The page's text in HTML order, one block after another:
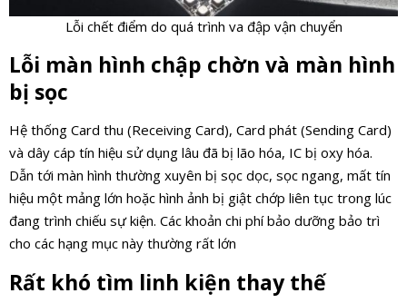
Lỗi chết điểm do quá trình va đập vận chuyển
Lỗi màn hình chập chờn và màn hình
bị sọc
Hệ thống Card thu (Receiving Card), Card phát (Sending Card)
và dây cáp tín hiệu sử dụng lâu đã bị lão hóa, IC bị oxy hóa.
Dẫn tới màn hình thường xuyên bị sọc dọc, sọc ngang, mất tín
hiệu một mảng lớn hoặc hình ảnh bị giật chớp liên tục trong lúc
đang trình chiếu sự kiện. Các khoản chi phí bảo dưỡng bảo trì
cho các hạng mục này thường rất lớn
Rất khó tìm linh kiện thay thế